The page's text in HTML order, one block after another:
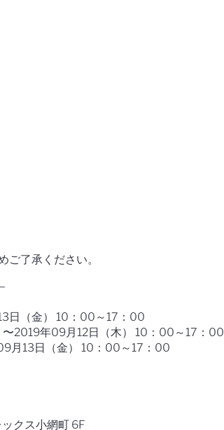
了承ください。
日（金） 10：00～17：00
2019年09月12日（木） 10：00～17：00
月13日（金） 10：00～17：00
クス小網町 6F